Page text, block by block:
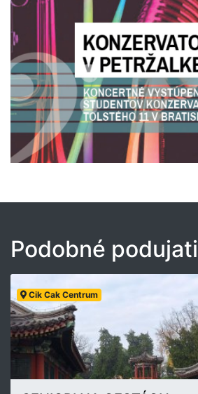
Podobné
Cik Cak Centrum